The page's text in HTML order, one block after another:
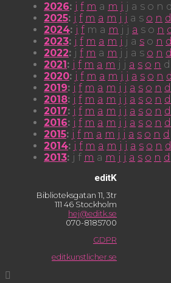
2026: j f m a m j j a s o n d
2025: j f m a m j j a s o n d
2024: j f m a m j j a s o n
2023: j f m a m j j a s o n d
2022: j f m a m j j a s o n d
2021 : j f m a m j j a s o n d
2020: j f m a m j j a s o n d
2019: j f m a m j j a s o n d
2018: j f m a m j j a s o n d
2017: j f m a m j j a s o n d
2016: j f m a m j j a s o n d
2015: j f m a m j j a s o n d
2014: j f m a m j j a s o n d
2013: j f m a m j j a s o n d
editK
Biblioteksgatan 11, 3tr
111 46 Stockholm
hej@editk.se
070-8185700
GDPR
editkunstlicher.se